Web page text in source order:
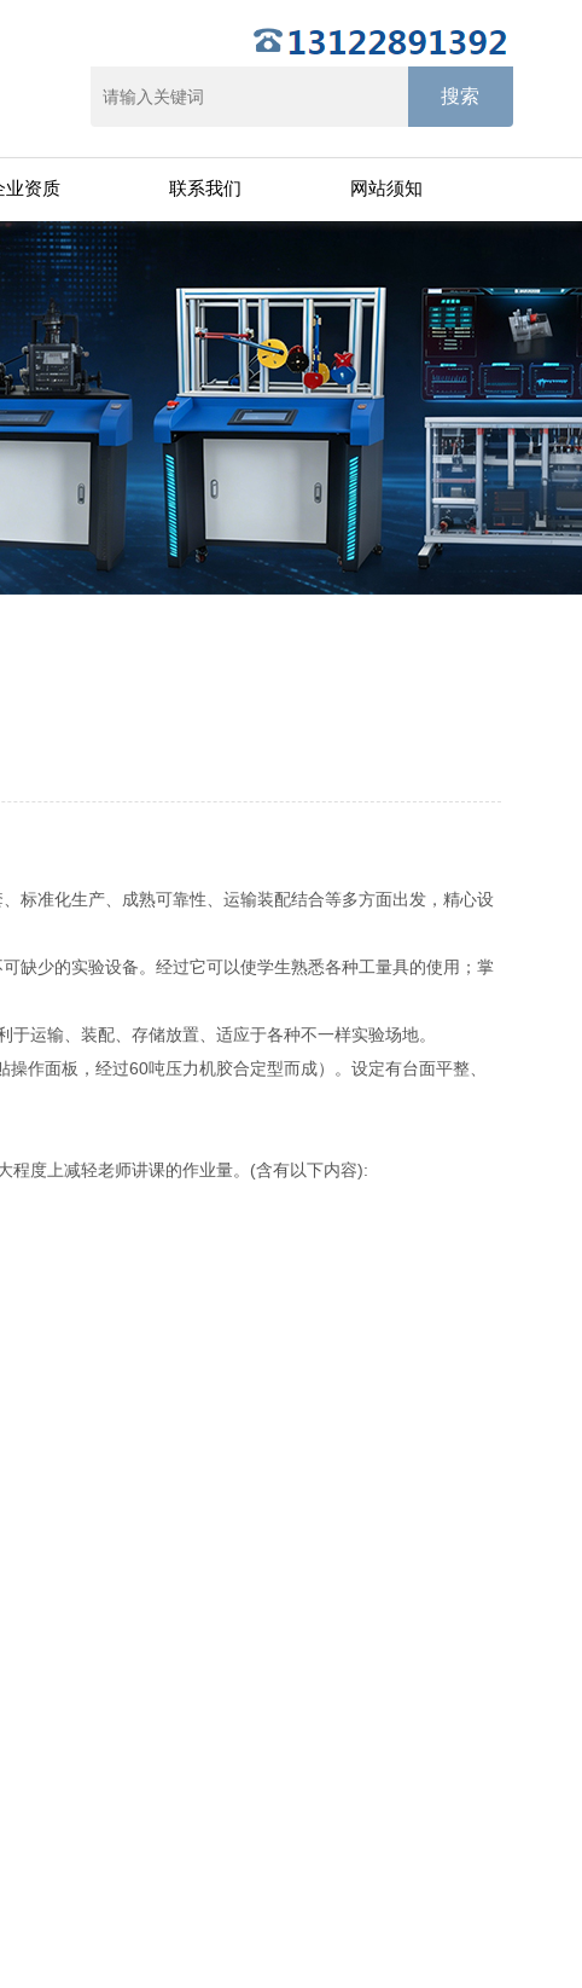
业资质 联系我们 网站须知
标准化生产、成熟可靠性、运输装配结合等多方面出发，精心设
缺少的实验设备。经过它可以使学生熟悉各种工量具的使用；掌
运输、装配、存储放置、适应于各种不一样实验场地。
作面板，经过60吨压力机胶合定型而成）。设定有台面平整、
度上减轻老师讲课的作业量。(含有以下内容):